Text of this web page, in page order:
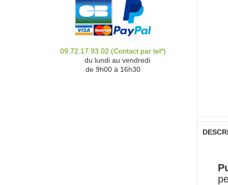
09.72.17.93.02 (Contact par tel*)
du lundi au vendredi
de 9h00 à 16h30